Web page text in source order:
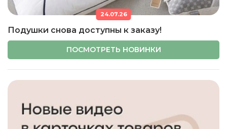
24.07.26
Подушки снова доступны к заказу!
ПОСМОТРЕТЬ НОВИНКИ